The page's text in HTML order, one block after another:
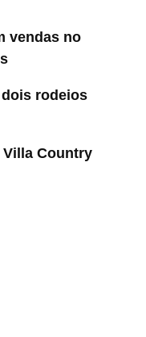
vendas no
rodeios
Villa Country